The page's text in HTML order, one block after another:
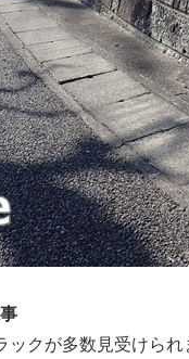
ックが多数見受けられ